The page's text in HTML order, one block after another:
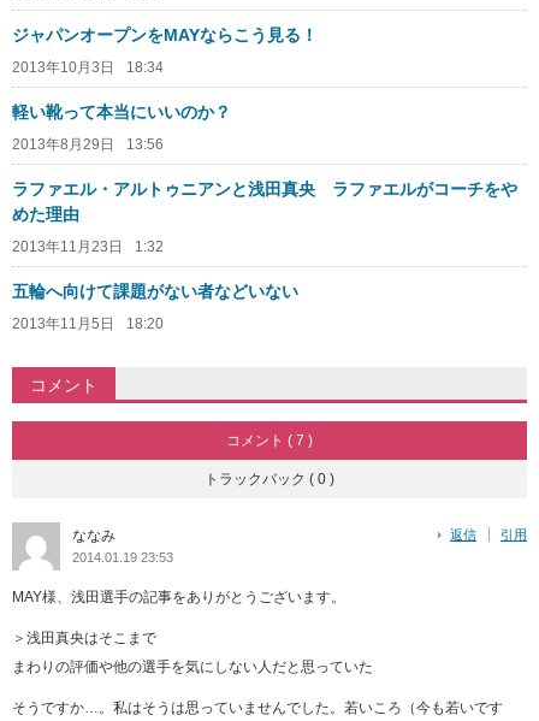
ジャパンオープンをMAYならこう見る！
2013年10月3日 18:34
軽い靴って本当にいいのか？
2013年8月29日 13:56
ラファエル・アルトゥニアンと浅田真央 ラファエルがコーチをや
めた理由
2013年11月23日 1:32
五輪へ向けて課題がない者などいない
2013年11月5日 18:20
コメント
コメント ( 7 )
トラックバック ( 0 )
ななみ
2014.01.19 23:53
返信 引用
MAY様、浅田選手の記事をありがとうございます。
＞浅田真央はそこまで
まわりの評価や他の選手を気にしない人だと思っていた
そうですか…。私はそうは思っていませんでした。若いころ（今も若いです